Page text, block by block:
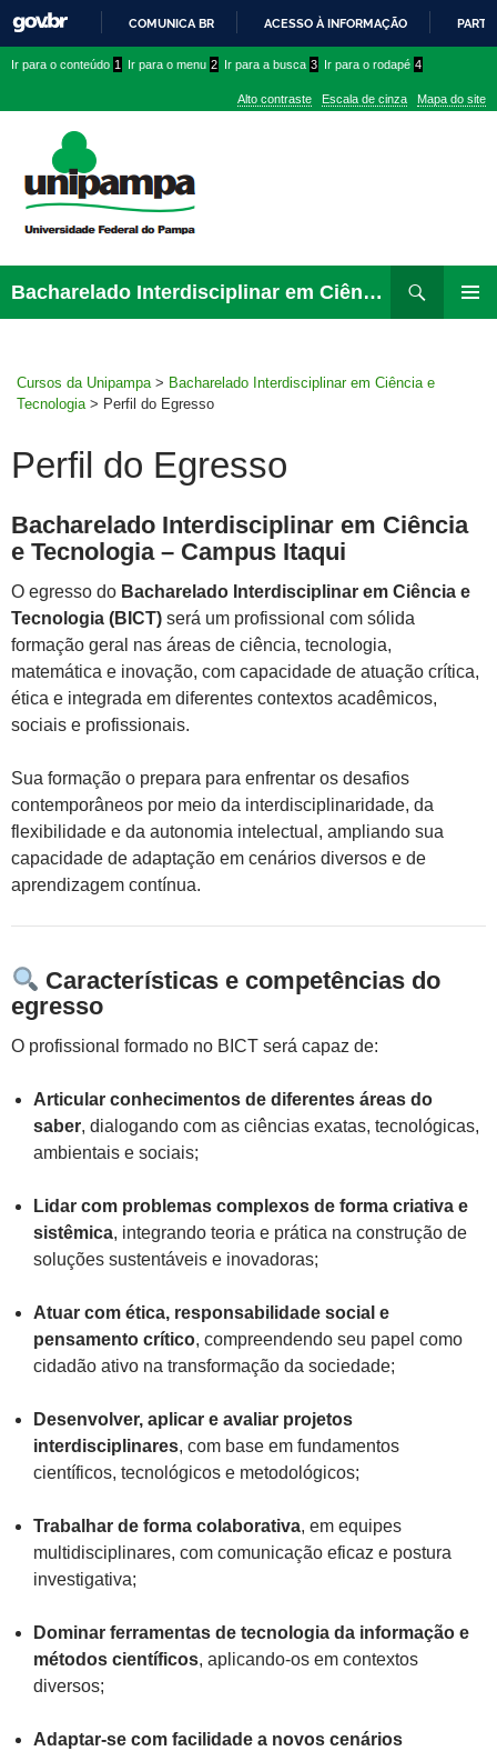
PARA
CONTEÚDO
COMUNICA BR ACESSO À INFORMAÇÃO
conteúdo
menu
superior
menu
Ir para o conteúdo 1 Ir para o menu 2 Ir para a busca 3 Ir para o rodapé 4
Alto contraste Escala de cinza Mapa do site
Bacharelado Interdisciplinar em Ciência e Tecnologia
para
Cursos da Unipampa > Bacharelado Interdisciplinar em Ciência e
Tecnologia > Perfil do Egresso
Perfil do Egresso
Bacharelado Interdisciplinar em Ciência
e Tecnologia – Campus Itaqui
O egresso do Bacharelado Interdisciplinar em Ciência e
Tecnologia (BICT) será um profissional com sólida
formação geral nas áreas de ciência, tecnologia,
matemática e inovação, com capacidade de atuação crítica,
ética e integrada em diferentes contextos acadêmicos,
sociais e profissionais.
Sua formação o prepara para enfrentar os desafios
contemporâneos por meio da interdisciplinaridade, da
flexibilidade e da autonomia intelectual, ampliando sua
capacidade de adaptação em cenários diversos e de
aprendizagem contínua.
Características e competências do
egresso
O profissional formado no BICT será capaz de:
Articular conhecimentos de diferentes áreas do
saber, dialogando com as ciências exatas, tecnológicas,
ambientais e sociais;
Lidar com problemas complexos de forma criativa e
sistêmica, integrando teoria e prática na construção de
soluções sustentáveis e inovadoras;
Atuar com ética, responsabilidade social e
pensamento crítico, compreendendo seu papel como
cidadão ativo na transformação da sociedade;
Desenvolver, aplicar e avaliar projetos
interdisciplinares, com base em fundamentos
científicos, tecnológicos e metodológicos;
Trabalhar de forma colaborativa, em equipes
multidisciplinares, com comunicação eficaz e postura
investigativa;
Dominar ferramentas de tecnologia da informação e
métodos científicos, aplicando-os em contextos
diversos;
Adaptar-se com facilidade a novos cenários